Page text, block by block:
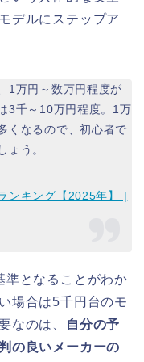
デルにステップア
1万円～数万円程度が
3千～10万円程度。1万
くなるので、初心者で
ょう。
ンキング【2025年】 |
準となることがわか
場合は5千円台のモ
なのは、
自分の予
の良いメーカーの